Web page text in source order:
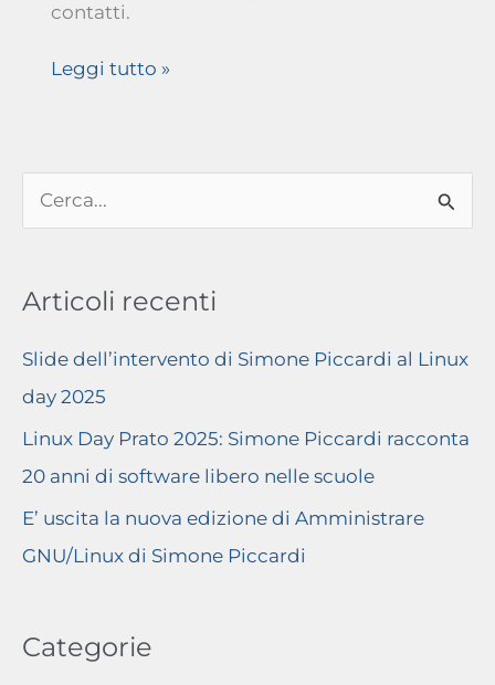
contatti.
Slide
Piccardi
al
Linux
2025
Leggi tutto »
e
c
Articoli recenti
Slide dell’intervento di Simone Piccardi al Linux
day 2025
Linux Day Prato 2025: Simone Piccardi racconta
20 anni di software libero nelle scuole
E’ uscita la nuova edizione di Amministrare
GNU/Linux di Simone Piccardi
Categorie